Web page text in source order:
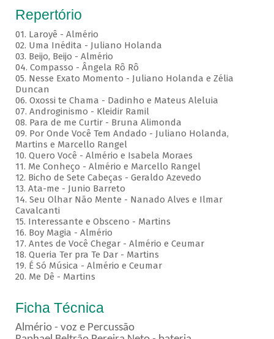
Repertório
01. Laroyê - Almério
02. Uma Inédita - Juliano Holanda
03. Beijo, Beijo - Almério
04. Compasso - Ângela Rô Rô
05. Nesse Exato Momento - Juliano Holanda e Zélia
Duncan
06. Oxossi te Chama - Dadinho e Mateus Aleluia
07. Androginismo - Kleidir Ramil
08. Para de me Curtir - Bruna Alimonda
09. Por Onde Você Tem Andado - Juliano Holanda,
Martins e Marcello Rangel
10. Quero Você - Almério e Isabela Moraes
11. Me Conheço - Almério e Marcello Rangel
12. Bicho de Sete Cabeças - Geraldo Azevedo
13. Ata-me - Junio Barreto
14. Seu Olhar Não Mente - Nanado Alves e Ilmar
Cavalcanti
15. Interessante e Obsceno - Martins
16. Boy Magia - Almério
17. Antes de Você Chegar - Almério e Ceumar
18. Queria Ter pra Te Dar - Martins
19. É Só Música - Almério e Ceumar
20. Me Dê - Martins
Ficha Técnica
Almério - voz e Percussão